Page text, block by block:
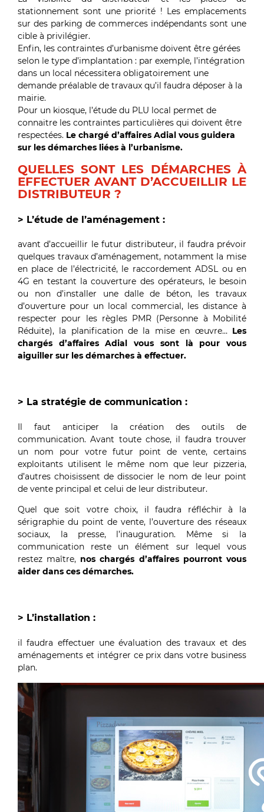
stationnement sont une priorité ! Les emplacements
sur des parking de commerces indépendants sont une
cible à privilégier.
Enfin, les contraintes d’urbanisme doivent être gérées
selon le type d’implantation : par exemple, l’intégration
dans un local nécessitera obligatoirement une
demande préalable de travaux qu’il faudra déposer à la
mairie.
Pour un kiosque, l’étude du PLU local permet de
connaitre les contraintes particulières qui doivent être
respectées. Le chargé d’affaires Adial vous guidera
sur les démarches liées à l’urbanisme.
QUELLES SONT LES DÉMARCHES À
EFFECTUER AVANT D’ACCUEILLIR LE
DISTRIBUTEUR ?
> L’étude de l’aménagement :
avant d’accueillir le futur distributeur, il faudra prévoir
quelques travaux d’aménagement, notamment la mise
en place de l’électricité, le raccordement ADSL ou en
4G en testant la couverture des opérateurs, le besoin
ou non d’installer une dalle de béton, les travaux
d’ouverture pour un local commercial, les distance à
respecter pour les règles PMR (Personne à Mobilité
Réduite), la planification de la mise en œuvre… Les
chargés d’affaires Adial vous sont là pour vous
aiguiller sur les démarches à effectuer.
> La stratégie de communication :
Il faut anticiper la création des outils de
communication. Avant toute chose, il faudra trouver
un nom pour votre futur point de vente, certains
exploitants utilisent le même nom que leur pizzeria,
d’autres choisissent de dissocier le nom de leur point
de vente principal et celui de leur distributeur.
Quel que soit votre choix, il faudra réfléchir à la
sérigraphie du point de vente, l’ouverture des réseaux
sociaux, la presse, l’inauguration. Même si la
communication reste un élément sur lequel vous
restez maître, nos chargés d’affaires pourront vous
aider dans ces démarches.
> L’installation :
il faudra effectuer une évaluation des travaux et des
aménagements et intégrer ce prix dans votre business
plan.